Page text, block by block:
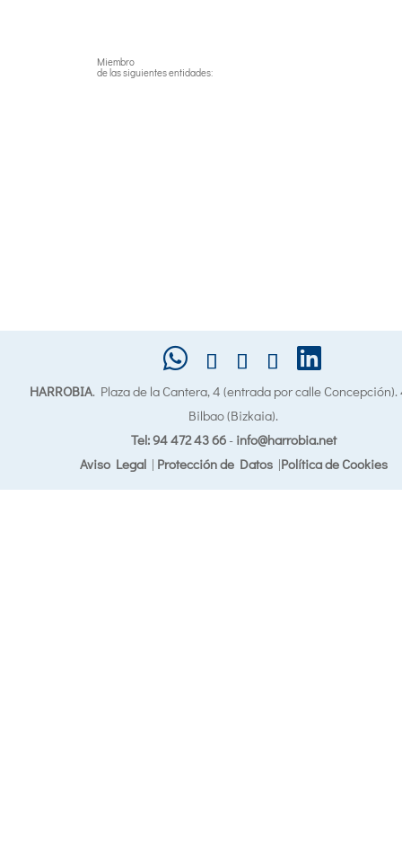
Miembro
de las siguientes entidades:
HARROBIA. Plaza de la Cantera, 4 (entrada por calle
Bilbao (Bizkaia).
Tel: 94 472 43 66- info@harrobia.net
Aviso Legal| Protección de Datos|Política de Cookies